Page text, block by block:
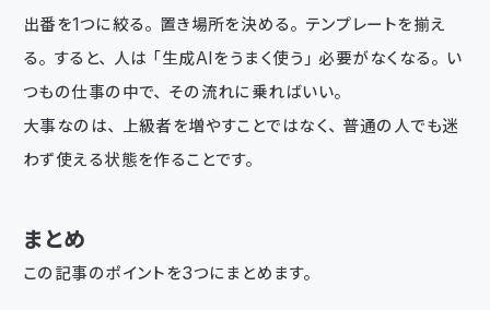
出番を1つに絞る。置き場所を決める。テンプレートを揃え
る。すると、人は「生成AIをうまく使う」必要がなくなる。い
つもの仕事の中で、その流れに乗ればいい。
大事なのは、上級者を増やすことではなく、普通の人でも迷
わず使える状態を作ることです。
まとめ
この記事のポイントを3つにまとめます。